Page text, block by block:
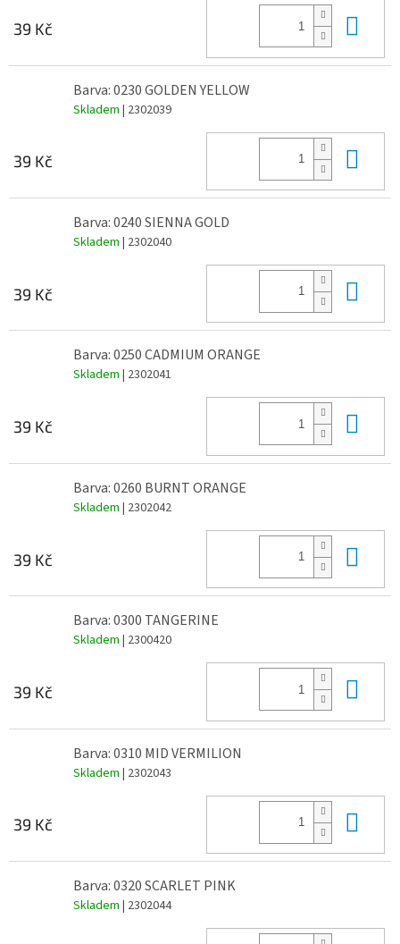
39 Kč
Barva: 0230 GOLDEN YELLOW
Skladem | 2302039
39 Kč
Barva: 0240 SIENNA GOLD
Skladem | 2302040
39 Kč
Barva: 0250 CADMIUM ORANGE
Skladem | 2302041
39 Kč
Barva: 0260 BURNT ORANGE
Skladem | 2302042
39 Kč
Barva: 0300 TANGERINE
Skladem | 2300420
39 Kč
Barva: 0310 MID VERMILION
Skladem | 2302043
39 Kč
Barva: 0320 SCARLET PINK
Skladem | 2302044